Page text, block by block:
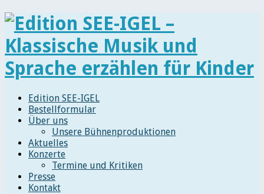
Edition SEE-IGEL
Bestellformular
Über uns
Unsere Bühnenproduktionen
Aktuelles
Konzerte
Termine und Kritiken
Presse
Kontakt